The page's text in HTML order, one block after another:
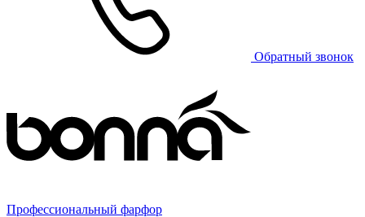
Обратный звонок
Профессиональный фарфор